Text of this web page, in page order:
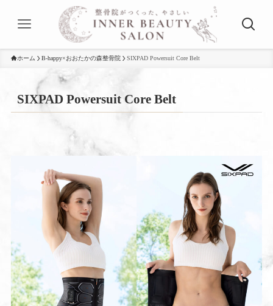
ホーム B-happy×おおたかの森整骨院 SIXPAD Powersuit Core Belt
SIXPAD Powersuit Core Belt